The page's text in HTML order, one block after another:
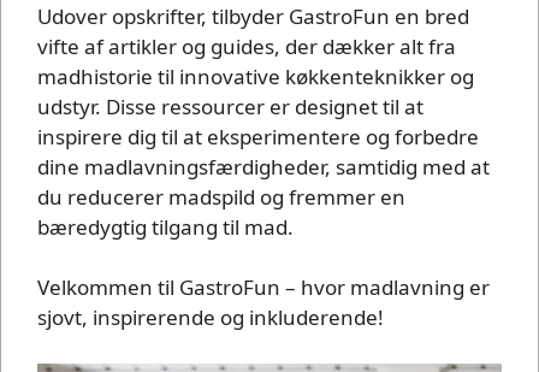
Udover opskrifter, tilbyder GastroFun en bred
vifte af artikler og guides, der dækker alt fra
madhistorie til innovative køkkenteknikker og
udstyr. Disse ressourcer er designet til at
inspirere dig til at eksperimentere og forbedre
dine madlavningsfærdigheder, samtidig med at
du reducerer madspild og fremmer en
bæredygtig tilgang til mad.
Velkommen til GastroFun – hvor madlavning er
sjovt, inspirerende og inkluderende!